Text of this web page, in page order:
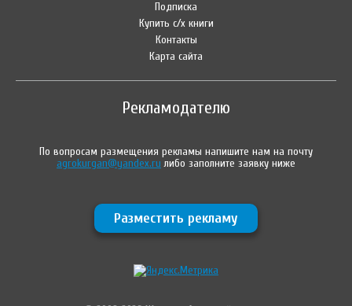
Подписка
Купить с/х книги
Контакты
Карта сайта
Рекламодателю
По вопросам размещения рекламы напишите нам на почту
agrokurgan@yandex.ru либо заполните заявку ниже
Разместить рекламу